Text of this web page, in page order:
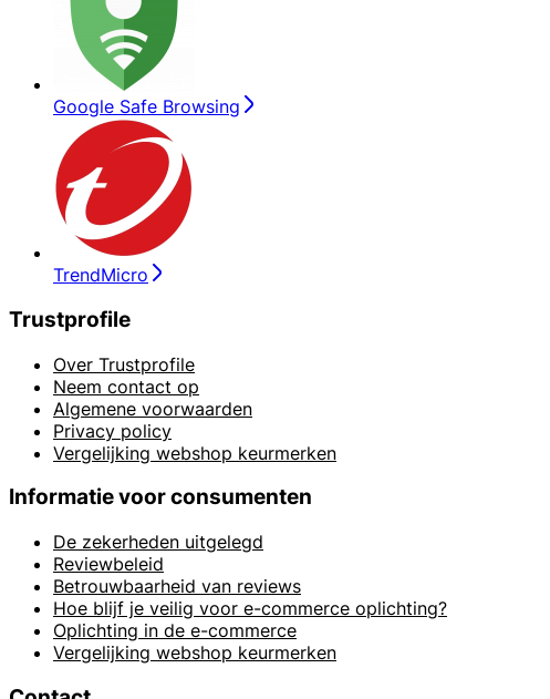
Google Safe Browsing
TrendMicro
Trustprofile
Over Trustprofile
Neem contact op
Algemene voorwaarden
Privacy policy
Vergelijking webshop keurmerken
Informatie voor consumenten
De zekerheden uitgelegd
Reviewbeleid
Betrouwbaarheid van reviews
Hoe blijf je veilig voor e-commerce oplichting?
Oplichting in de e-commerce
Vergelijking webshop keurmerken